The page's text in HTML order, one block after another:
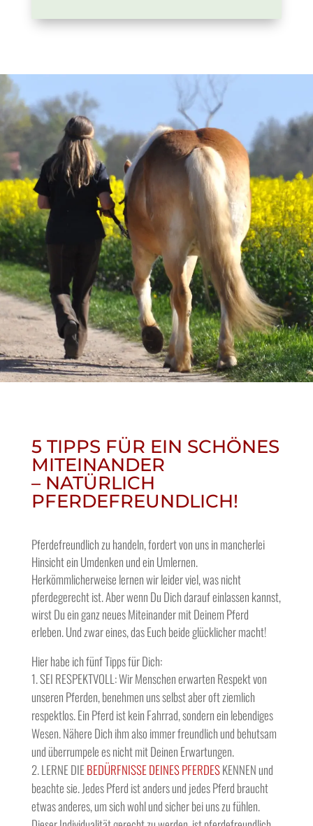
5 TIPPS FÜR EIN SCHÖNES
MITEINANDER
– NATÜRLICH
PFERDEFREUNDLICH!
Pferdefreundlich zu handeln, fordert von uns in mancherlei
Hinsicht ein Umdenken und ein Umlernen.
Herkömmlicherweise lernen wir leider viel, was nicht
pferdegerecht ist. Aber wenn Du Dich darauf einlassen kannst,
wirst Du ein ganz neues Miteinander mit Deinem Pferd
erleben. Und zwar eines, das Euch beide glücklicher macht!
Hier habe ich fünf Tipps für Dich:
SEI RESPEKTVOLL: Wir Menschen erwarten Respekt von
unseren Pferden, benehmen uns selbst aber oft ziemlich
respektlos. Ein Pferd ist kein Fahrrad, sondern ein lebendiges
Wesen. Nähere Dich ihm also immer freundlich und behutsam
und überrumpele es nicht mit Deinen Erwartungen.
LERNE DIE BEDÜRFNISSE DEINES PFERDESKENNEN und
beachte sie. Jedes Pferd ist anders und jedes Pferd braucht
etwas anderes, um sich wohl und sicher bei uns zu fühlen.